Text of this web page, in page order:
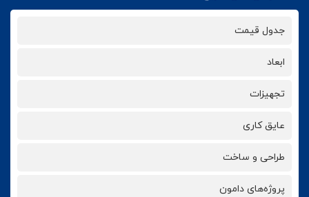
جدول قیمت
ابعاد
تجهیزات
عایق کاری
طراحی و ساخت
پروژه‌های دامون